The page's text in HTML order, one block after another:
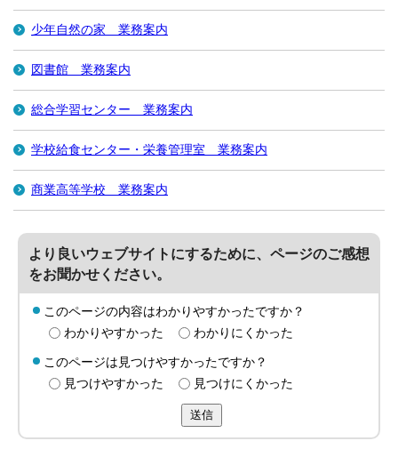
少年自然の家 業務案内
図書館 業務案内
総合学習センター 業務案内
学校給食センター・栄養管理室 業務案内
商業高等学校 業務案内
より良いウェブサイトにするために、ページのご感想
をお聞かせください。
このページの内容はわかりやすかったですか？
わかりやすかった
わかりにくかった
このページは見つけやすかったですか？
見つけやすかった
見つけにくかった
送信